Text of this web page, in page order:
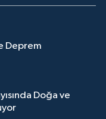
Deprem
Doğa ve